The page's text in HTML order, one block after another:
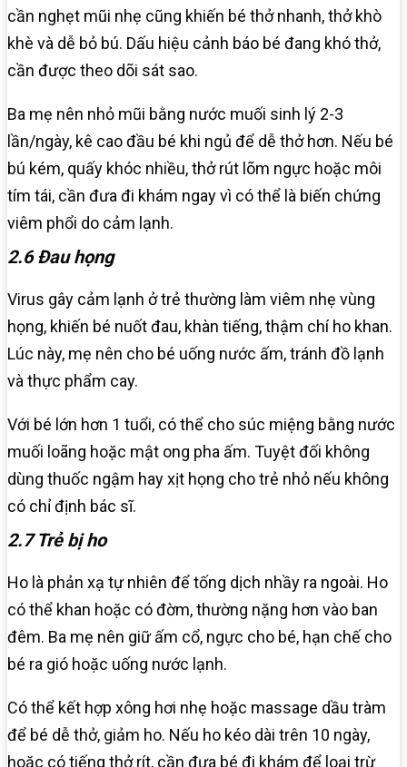
cần nghẹt mũi nhẹ cũng khiến bé thở nhanh, thở khò
khè và dễ bỏ bú. Dấu hiệu cảnh báo bé đang khó thở,
cần được theo dõi sát sao.
Ba mẹ nên nhỏ mũi bằng nước muối sinh lý 2-3
lần/ngày, kê cao đầu bé khi ngủ để dễ thở hơn. Nếu bé
bú kém, quấy khóc nhiều, thở rút lõm ngực hoặc môi
tím tái, cần đưa đi khám ngay vì có thể là biến chứng
viêm phổi do cảm lạnh.
2.6 Đau họng
Virus gây cảm lạnh ở trẻ thường làm viêm nhẹ vùng
họng, khiến bé nuốt đau, khàn tiếng, thậm chí ho khan.
Lúc này, mẹ nên cho bé uống nước ấm, tránh đồ lạnh
và thực phẩm cay.
Với bé lớn hơn 1 tuổi, có thể cho súc miệng bằng nước
muối loãng hoặc mật ong pha ấm. Tuyệt đối không
dùng thuốc ngậm hay xịt họng cho trẻ nhỏ nếu không
có chỉ định bác sĩ.
2.7 Trẻ bị ho
Ho là phản xạ tự nhiên để tống dịch nhầy ra ngoài. Ho
có thể khan hoặc có đờm, thường nặng hơn vào ban
đêm. Ba mẹ nên giữ ấm cổ, ngực cho bé, hạn chế cho
bé ra gió hoặc uống nước lạnh.
Có thể kết hợp xông hơi nhẹ hoặc massage dầu tràm
để bé dễ thở, giảm ho. Nếu ho kéo dài trên 10 ngày,
hoặc có tiếng thở rít, cần đưa bé đi khám để loại trừ